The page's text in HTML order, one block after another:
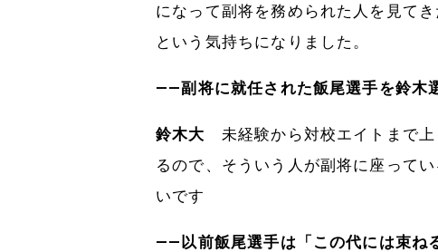
になって副将を務められた人を見て
という気持ちになりました。
――副将に就任された飯尾選手を鈴木
鈴木大 未経験から対校エイトまで
るので、そういう人が副将に座って
いです
――以前飯尾選手は「この代には束ね